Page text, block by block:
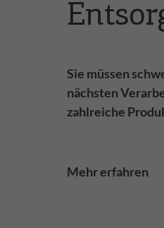
Sie müssen
nächsten
zahlreiche
Mehr erfahren